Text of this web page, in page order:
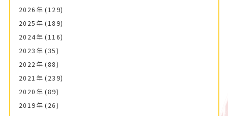
2026年 (129)
2025年 (189)
2024年 (116)
2023年 (35)
2022年 (88)
2021年 (239)
2020年 (89)
2019年 (26)